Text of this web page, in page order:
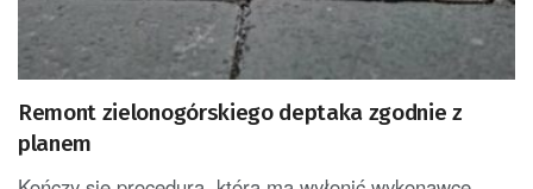
Remont zielonogórskiego deptaka zgodnie z
planem